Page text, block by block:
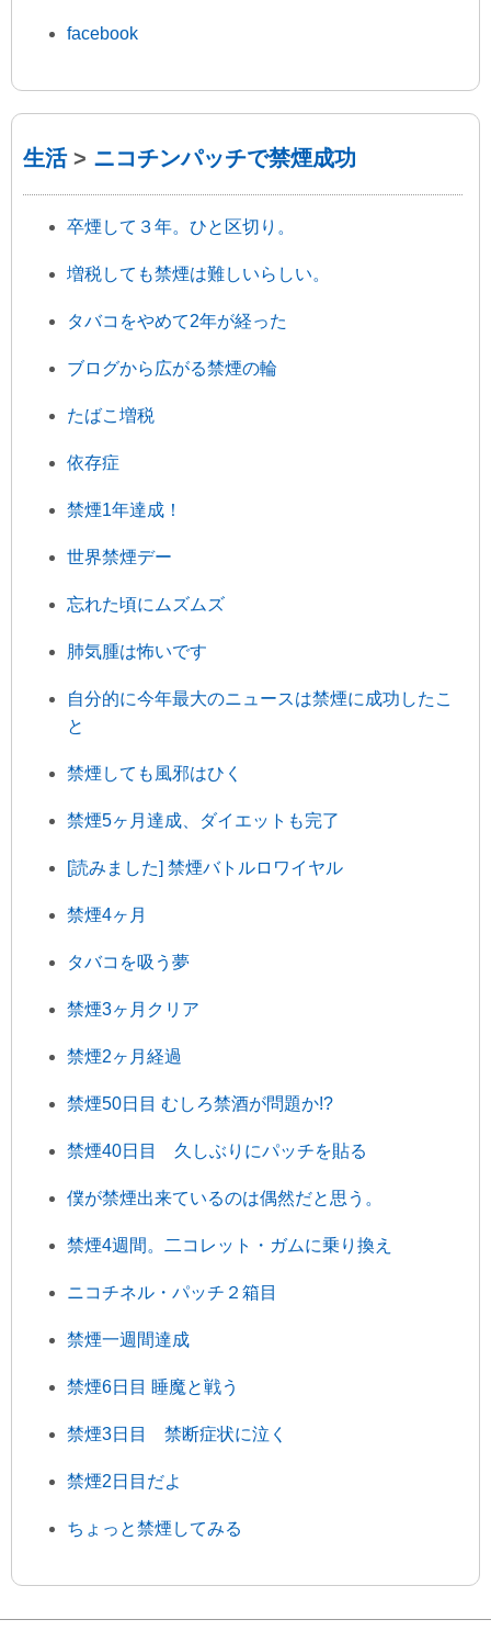
facebook
生活> ニコチンパッチで禁煙成功
卒煙して３年。ひと区切り。
増税しても禁煙は難しいらしい。
タバコをやめて2年が経った
ブログから広がる禁煙の輪
たばこ増税
依存症
禁煙1年達成！
世界禁煙デー
忘れた頃にムズムズ
肺気腫は怖いです
自分的に今年最大のニュースは禁煙に成功したこ
と
禁煙しても風邪はひく
禁煙5ヶ月達成、ダイエットも完了
[読みました] 禁煙バトルロワイヤル
禁煙4ヶ月
タバコを吸う夢
禁煙3ヶ月クリア
禁煙2ヶ月経過
禁煙50日目 むしろ禁酒が問題か!?
禁煙40日目 久しぶりにパッチを貼る
僕が禁煙出来ているのは偶然だと思う。
禁煙4週間。二コレット・ガムに乗り換え
ニコチネル・パッチ２箱目
禁煙一週間達成
禁煙6日目 睡魔と戦う
禁煙3日目 禁断症状に泣く
禁煙2日目だよ
ちょっと禁煙してみる